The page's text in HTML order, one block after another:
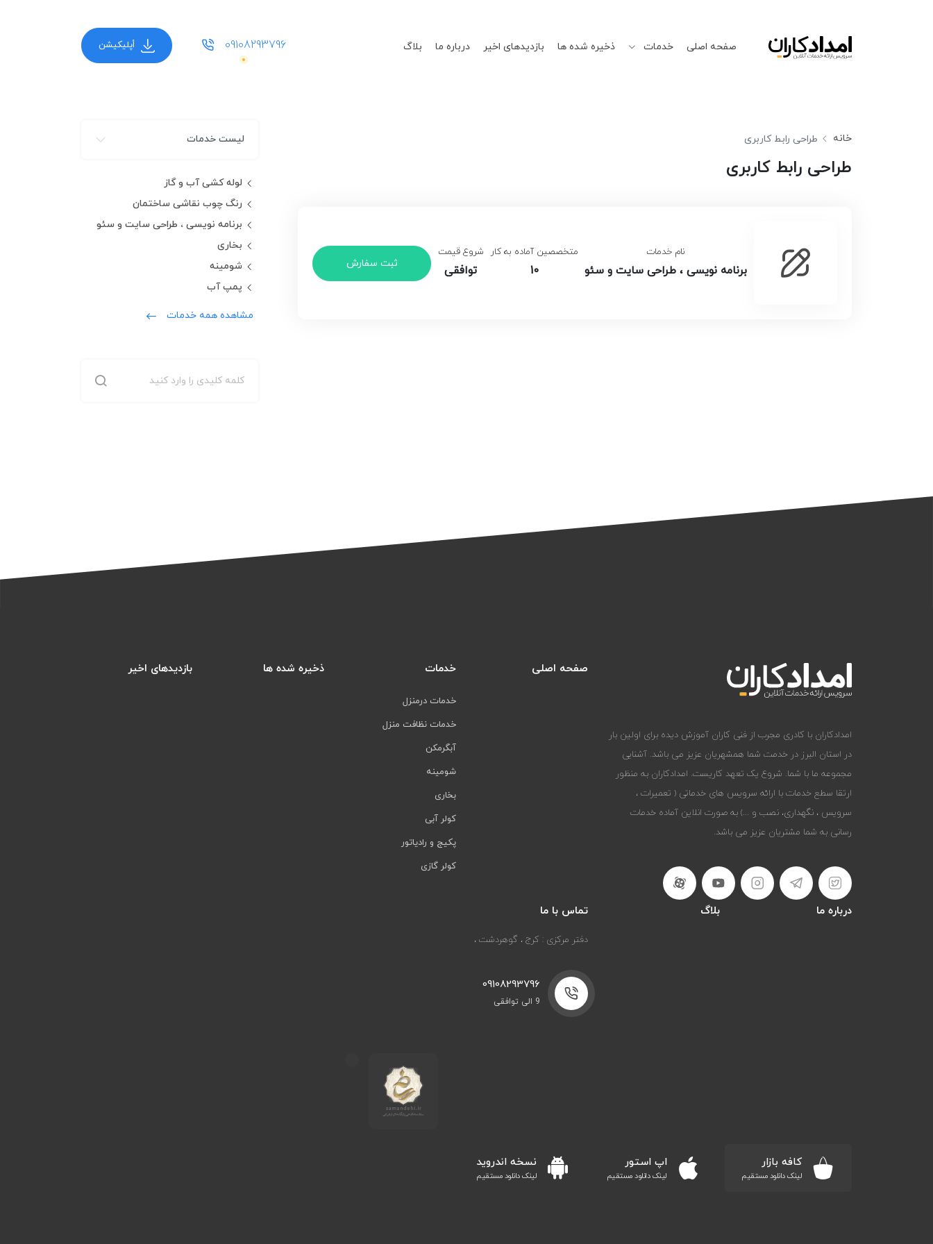
صفحه اصلی خدمات ذخیره شده ها بازدیدهای اخیر درباره ما بلاگ أپلیکیشن 09108293796
خانه طراحی رابط کاربری
طراحی رابط کاربری
نام خدمات
برنامه نویسی ، طراحی سایت و سئو
متخصصین آماده به کار
10
شروع قیمت
توافقی ثبت سفارش
لیست خدمات
لوله کشی آب و گاز
رنگ چوب نقاشی ساختمان
برنامه نویسی ، طراحی سایت و سئو
بخاری
شومینه
پمپ آب
مشاهده همه خدمات
امدادکاران با کادری مجرب از فنی کاران آموزش دیده برای اولین بار
در استان البرز در خدمت شما همشهریان عزیز می باشد. آشنایی
مجموعه ما با شما. شروع یک تعهد کاریست. امدادکاران به منظور
ارتقا سطع خدمات با ارائه سرویس های خدماتی ( تعمیرات ،
سرویس ، نگهداری، نصب و ...) به صورت انلاین آماده خدمات
رسانی به شما مشتریان عزیز می باشد.
صفحه اصلی خدمات
خدمات درمنزل
خدمات نظافت منزل
آبگرمکن
شومینه
بخاری
کولر آبی
پکیج و رادیاتور
کولر گازی
ذخیره شده ها بازدیدهای اخیر
درباره ما بلاگ تماس با ما
دفتر مرکزی : کرج ، گوهردشت ،
09108293796
9 الی توافقی
کافه بازار
لینک دانلود مستقیم
اپ استور
لینک دانلود مستقیم
نسخه اندروید
لینک دانلود مستقیم